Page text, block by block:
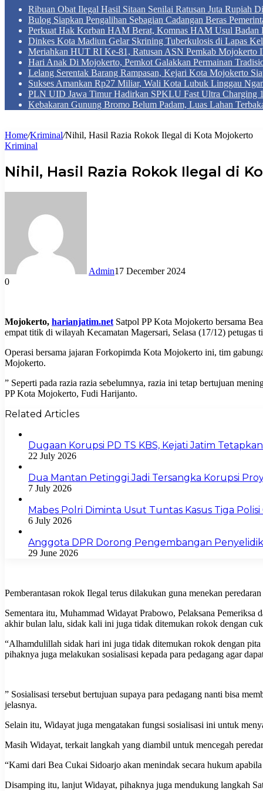
Ribuan Obat Ilegal Hasil Sitaan Senilai Ratusan Juta Rupiah
Bulog Siapkan Pengalihan Sebagian Cadangan Beras
Perkuat Hak Korban HAM Berat, Komnas HAM Usul Badan
Dinkes Kota Madiun Gelar Skrining Tuberkulosis di Lapas
Meriahkan HUT RI Ke-81, Ratusan ASN Pemkab Mojokerto
Hari Anak Di Mojokerto, Pemkot Galakkan Permainan
Lelang Serentak Barang Rampasan, Kejari Kota Mojokerto
Sukses Amankan Rp27 Miliar, Wali Kota Lubuk Linggau
PLN UID Jawa Timur Hadirkan SPKLU Fast Ultra Charging
Kebakaran Gunung Bromo Belum Padam, Luas Lahan
Home/Kriminal/Nihil, Hasil Razia Rokok Ilegal di Kota Mojokerto
Kriminal
Nihil, Hasil Razia Rokok Ilegal di
Admin17 December 2024
0
Mojokerto, harianjatim.net Satpol PP Kota Mojokerto bersama
empat titik di wilayah Kecamatan Magersari, Selasa (17/12) petugas
Operasi bersama jajaran Forkopimda Kota Mojokerto ini, tim
Mojokerto.
” Seperti pada razia razia sebelumnya, razia ini tetap bertujuan
PP Kota Mojokerto, Fudi Harijanto.
Related Articles
Dugaan Korupsi PD TS KBS, Kejati Jatim
22 July 2026
Dua Mantan Petinggi Jadi Tersangka Korupsi
7 July 2026
Mabes Polri Diminta Usut Tuntas Kasus Tiga
6 July 2026
Anggota DPR Dorong Pengembangan
29 June 2026
Pemberantasan rokok Ilegal terus dilakukan guna menekan
Sementara itu, Muhammad Widayat Prabowo, Pelaksana
akhir bulan lalu, sidak kali ini juga tidak ditemukan rokok dengan
“Alhamdulillah sidak hari ini juga tidak ditemukan rokok dengan pita
pihaknya juga melakukan sosialisasi kepada para pedagang agar
” Sosialisasi tersebut bertujuan supaya para pedagang nanti bisa
jelasnya.
Selain itu, Widayat juga mengatakan fungsi sosialisasi ini untuk
Masih Widayat, terkait langkah yang diambil untuk mencegah
“Kami dari Bea Cukai Sidoarjo akan menindak secara hukum
Disamping itu, lanjut Widayat, pihaknya juga mendukung langkah